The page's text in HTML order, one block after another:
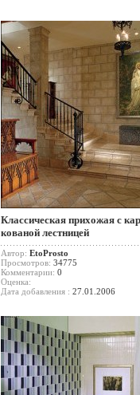
Классическая прихожая с
кованой лестницей
Автор: EtoProsto
Просмотров: 34775
Комментарии: 0
Оценка:
Дата добавления : 27.01.2006